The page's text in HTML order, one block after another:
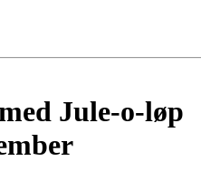
Jule-o-løp